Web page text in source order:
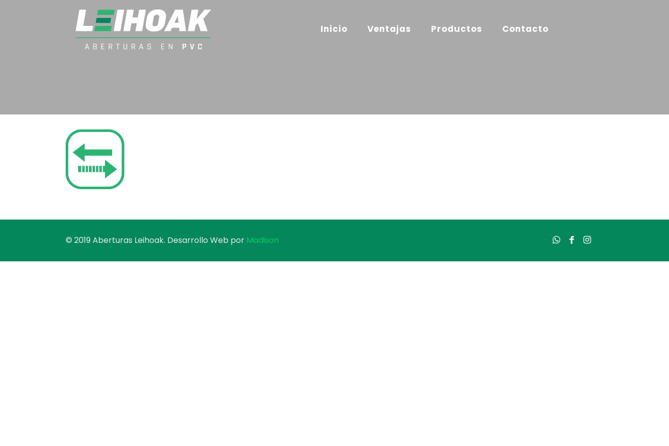
Inicio Ventajas Productos Contacto
© 2019 Aberturas Leihoak. Desarrollo Web por Madison